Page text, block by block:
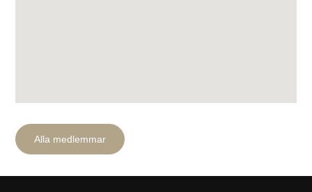
Alla medlemmar